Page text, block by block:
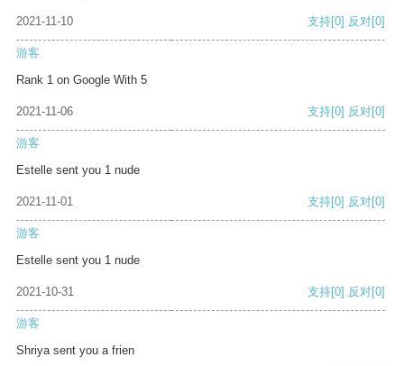
2021-11-10 支持[0] 反对[0]
游客
Rank 1 on Google With 5
2021-11-06 支持[0] 反对[0]
游客
Estelle sent you 1 nude
2021-11-01 支持[0] 反对[0]
游客
Estelle sent you 1 nude
2021-10-31 支持[0] 反对[0]
游客
Shriya sent you a frien